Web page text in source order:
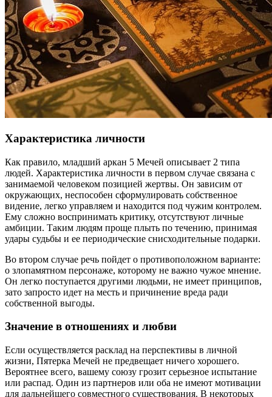
Характеристика личности
Как правило, младший аркан 5 Мечей описывает 2 типа
людей. Характеристика личности в первом случае связана с
занимаемой человеком позицией жертвы. Он зависим от
окружающих, неспособен сформулировать собственное
видение, легко управляем и находится под чужим контролем.
Ему сложно воспринимать критику, отсутствуют личные
амбиции. Таким людям проще плыть по течению, принимая
удары судьбы и ее периодические снисходительные подарки.
Во втором случае речь пойдет о противоположном варианте:
о злопамятном персонаже, которому не важно чужое мнение.
Он легко поступается другими людьми, не имеет принципов,
зато запросто идет на месть и причинение вреда ради
собственной выгоды.
Значение в отношениях и любви
Если осуществляется расклад на перспективы в личной
жизни, Пятерка Мечей не предвещает ничего хорошего.
Вероятнее всего, вашему союзу грозит серьезное испытание
или распад. Один из партнеров или оба не имеют мотивации
для дальнейшего совместного существования. В некоторых